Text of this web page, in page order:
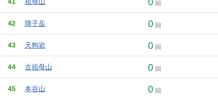
回
42 障子岳 0 回
43 天狗岩 0 回
44 古祖母山 0 回
45 本谷山 0 回